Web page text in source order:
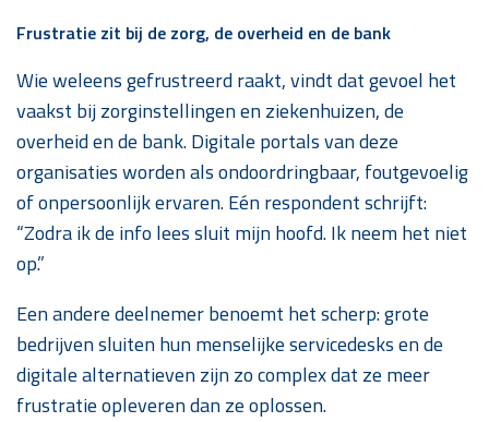
Frustratie zit bij de zorg, de overheid en de bank
Wie weleens gefrustreerd raakt, vindt dat gevoel het
vaakst bij zorginstellingen en ziekenhuizen, de
overheid en de bank. Digitale portals van deze
organisaties worden als ondoordringbaar, foutgevoelig
of onpersoonlijk ervaren. Eén respondent schrijft:
“Zodra ik de info lees sluit mijn hoofd. Ik neem het niet
op.”
Een andere deelnemer benoemt het scherp: grote
bedrijven sluiten hun menselijke servicedesks en de
digitale alternatieven zijn zo complex dat ze meer
frustratie opleveren dan ze oplossen.